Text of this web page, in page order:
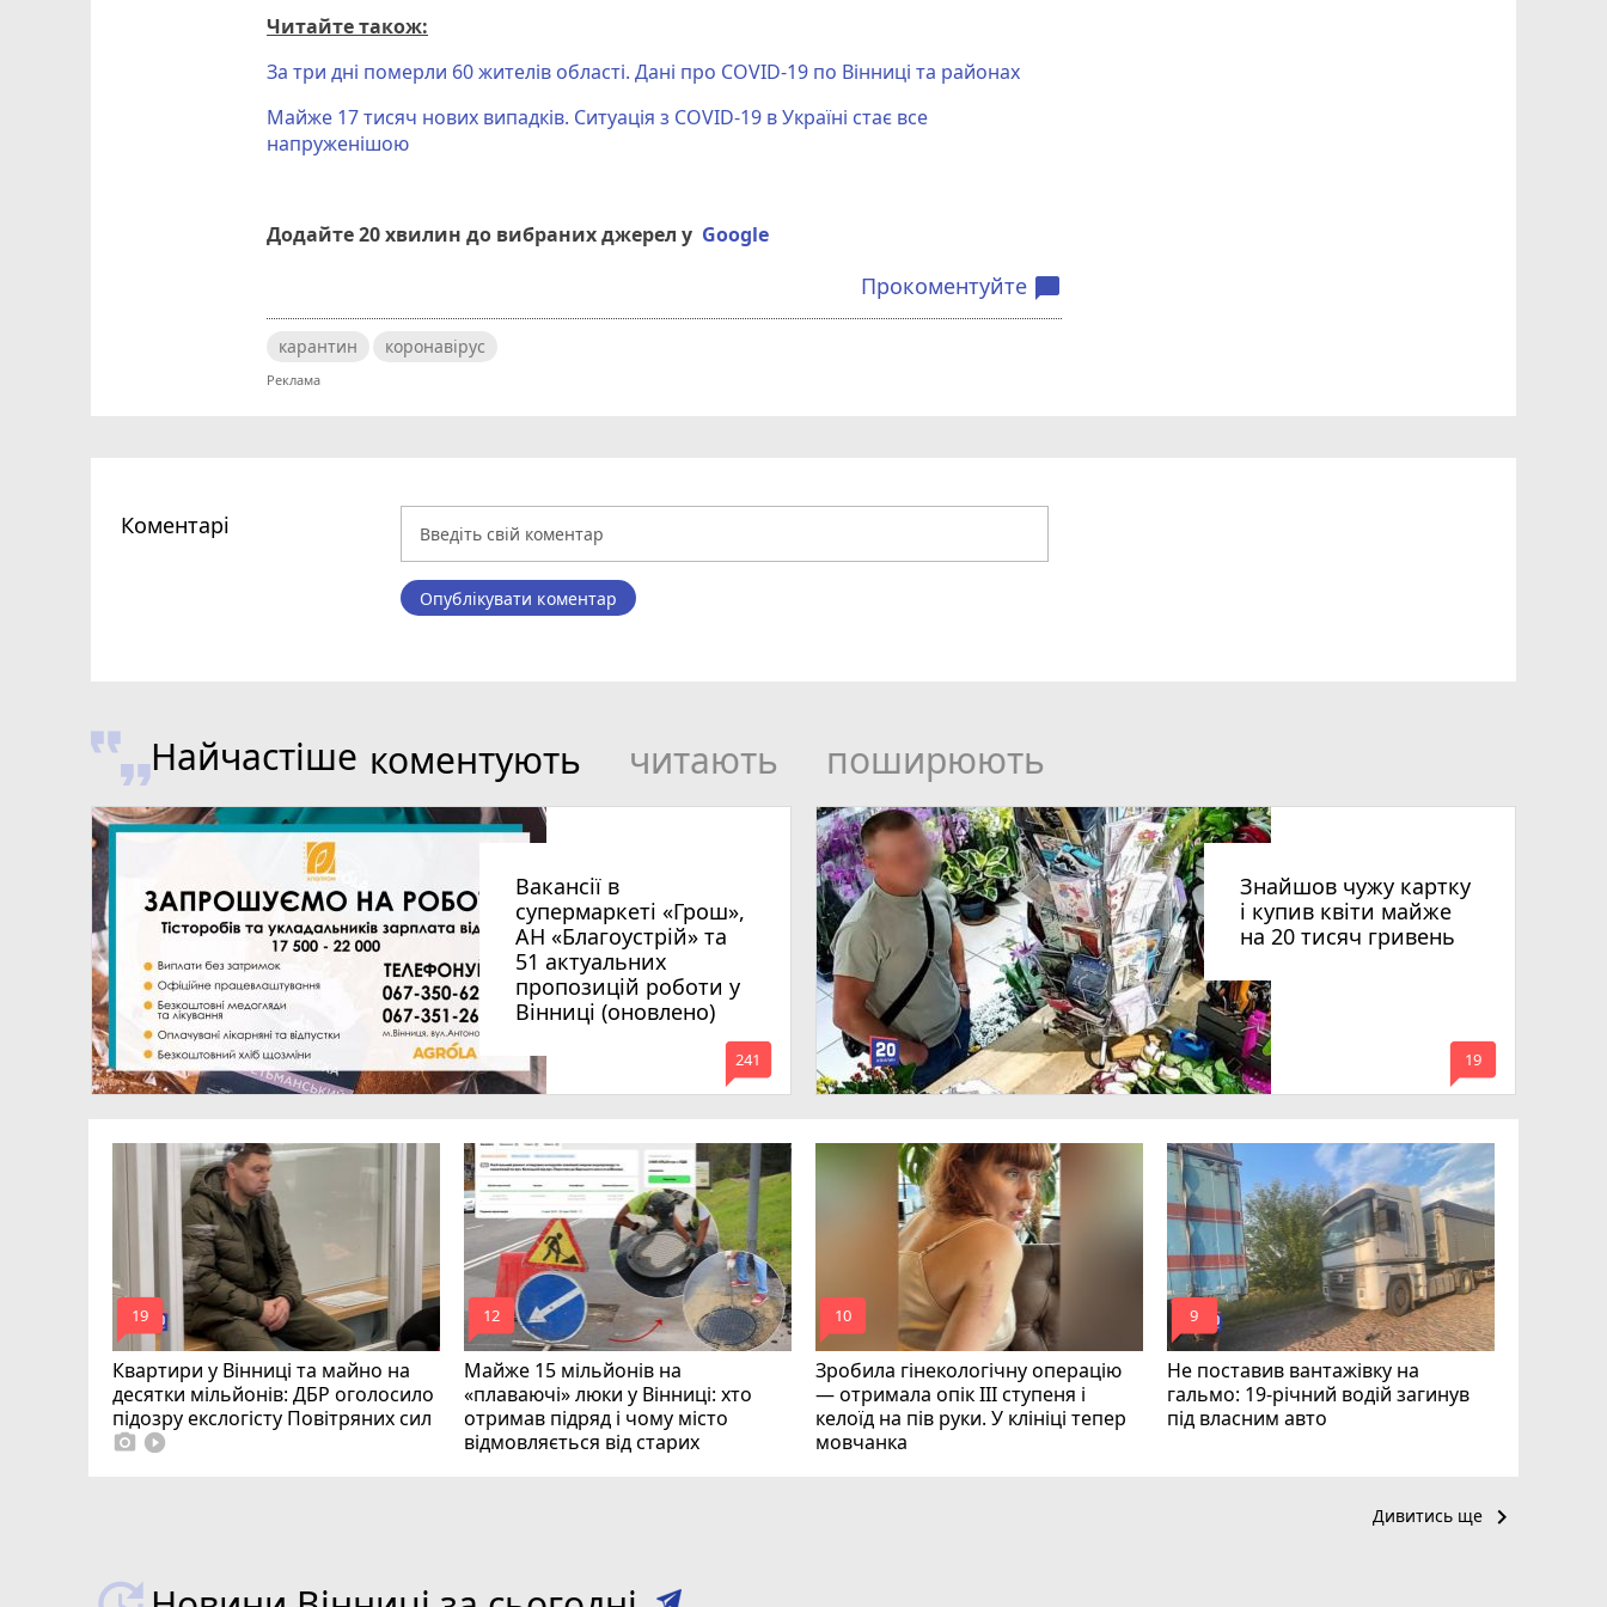
Читайте також:
За три дні померли 60 жителів області. Дані про COVID-19 по Вінниці та районах
Майже 17 тисяч нових випадків. Ситуація з COVID-19 в Україні стає все
напруженішою
Додайте 20 хвилин до вибраних джерел у Google
Прокоментуйте chat_bubble
карантин коронавірус
Коментарі
Опублікувати коментар
Найчастіше коментують читають поширюють
Вакансії в
супермаркеті «Грош»,
АН «Благоустрій» та
51 актуальних
пропозицій роботи у
Вінниці (оновлено)
mode_comment
241
Знайшов чужу картку
і купив квіти майже
на 20 тисяч гривень
mode_comment
19
Квартири у Вінниці та майно на
десятки мільйонів: ДБР оголосило
підозру екслогісту Повітряних сил
photo_camera play_circle_filled
mode_comment
19
Майже 15 мільйонів на
«плаваючі» люки у Вінниці: хто
отримав підряд і чому місто
відмовляється від старих
mode_comment
12
Зробила гінекологічну операцію
— отримала опік ІІІ ступеня і
келоїд на пів руки. У клініці тепер
мовчанка
mode_comment
10
Не поставив вантажівку на
гальмо: 19-річний водій загинув
під власним авто
mode_comment
9
Дивитись ще keyboard_arrow_right